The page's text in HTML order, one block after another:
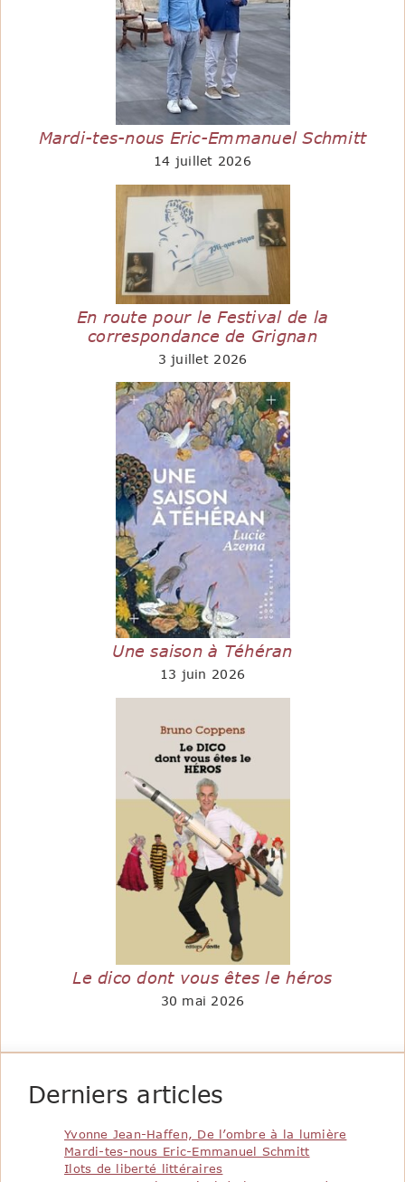
Mardi-tes-nous Eric-Emmanuel Schmitt
14 juillet 2026
En route pour le Festival de la
correspondance de Grignan
3 juillet 2026
Une saison à Téhéran
13 juin 2026
Le dico dont vous êtes le héros
30 mai 2026
Derniers articles
Yvonne Jean-Haffen, De l’ombre à la lumière
Mardi-tes-nous Eric-Emmanuel Schmitt
Ilots de liberté littéraires